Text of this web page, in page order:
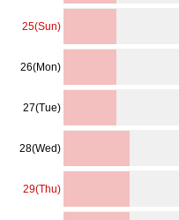
25(Sun)
26(Mon)
27(Tue)
28(Wed)
29(Thu)